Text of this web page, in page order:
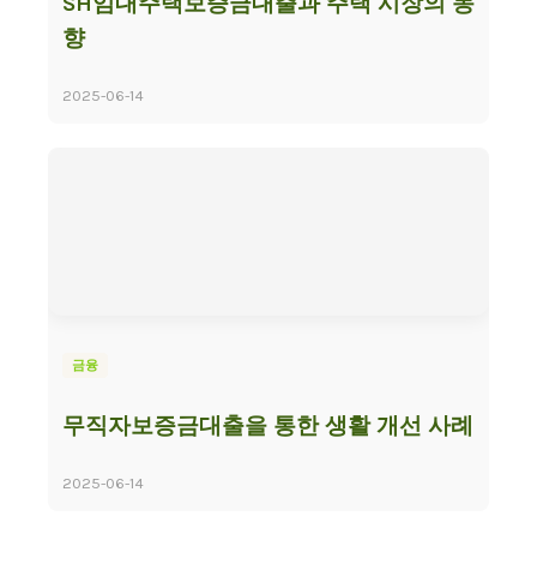
향
2025-06-14
금융
무직자보증금대출을 통한 생활 개선 사례
2025-06-14